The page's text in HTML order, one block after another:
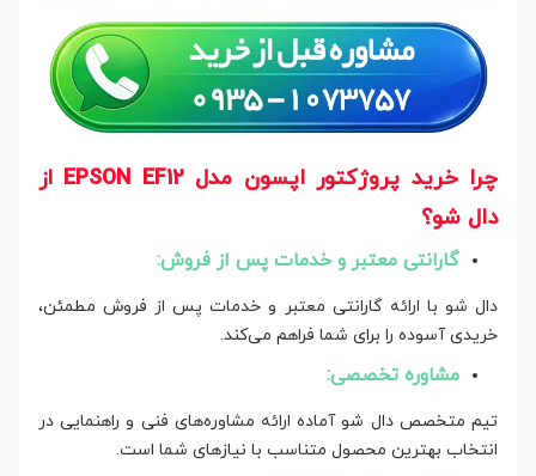
چرا خرید پروژکتور اپسون مدل EPSON EF12 از
دال شو؟
گارانتی معتبر و خدمات پس از فروش:
دال شو با ارائه گارانتی معتبر و خدمات پس از فروش مطمئن،
خریدی آسوده را برای شما فراهم می‌کند.
مشاوره تخصصی:
تیم متخصص دال شو آماده ارائه مشاوره‌های فنی و راهنمایی در
انتخاب بهترین محصول متناسب با نیازهای شما است.